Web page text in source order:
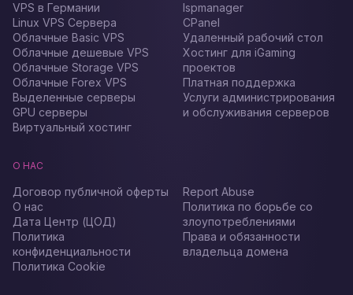
VPS в Германии
Linux VPS Сервера
Облачные Basic VPS
Облачные дешевые VPS
Облачные Storage VPS
Облачные Forex VPS
Выделенные серверы
GPU серверы
Виртуальный хостинг
Ispmanager
CPanel
Удаленный рабочий стол
Хостинг для iGaming
проектов
Платная поддержка
Услуги администрирования
и обслуживания серверов
О НАС
Договор публичной оферты
О нас
Дата Центр (ЦОД)
Политика
конфиденциальности
Политика Cookie
Report Abuse
Политика по борьбе со
злоупотреблениями
Права и обязанности
владельца домена